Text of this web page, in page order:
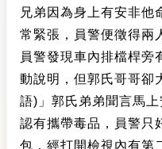
兄弟因為身上有安非他
常緊張，員警便徵得兩
員警發現車內排檔桿旁
動說明，但郭氏哥哥卻
語)」郭氏弟弟聞言馬
認有攜帶毒品，員警只
包，經打開檢視內有第